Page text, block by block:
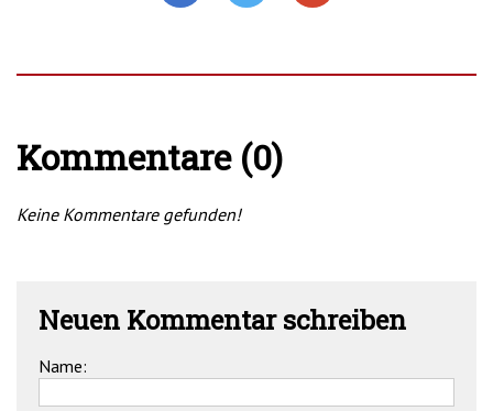
Kommentare (0)
Keine Kommentare gefunden!
Neuen Kommentar schreiben
Name: